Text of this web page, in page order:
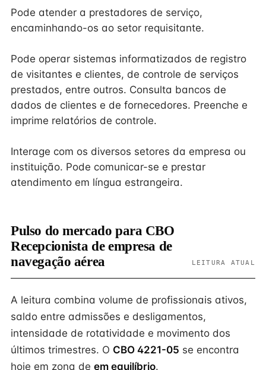
Pode atender a prestadores de serviço,
encaminhando-os ao setor requisitante.
Pode operar sistemas informatizados de registro
de visitantes e clientes, de controle de serviços
prestados, entre outros. Consulta bancos de
dados de clientes e de fornecedores. Preenche e
imprime relatórios de controle.
Interage com os diversos setores da empresa ou
instituição. Pode comunicar-se e prestar
atendimento em língua estrangeira.
Pulso do mercado para CBO
Recepcionista de empresa de
navegação aérea
LEITURA ATUAL
A leitura combina volume de profissionais ativos,
saldo entre admissões e desligamentos,
intensidade de rotatividade e movimento dos
últimos trimestres. O CBO 4221-05 se encontra
hoje em zona de em equilíbrio.